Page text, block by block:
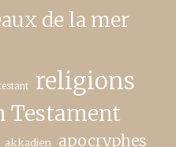
de la mer
religions
Testament
akkadien apocryphes